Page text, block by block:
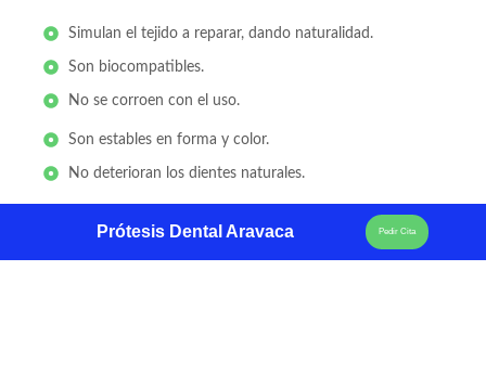
Simulan el tejido a reparar, dando naturalidad.
Son biocompatibles.
No se corroen con el uso.
Son estables en forma y color.
No deterioran los dientes naturales.
Prótesis Dental Aravaca Pedir Cita